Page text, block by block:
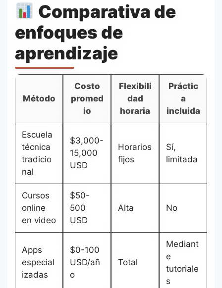
Comparativa de
enfoques de
aprendizaje
Método
Costo
promed
io
Flexibili
dad
horaria
Práctic
a
incluida
Escuela
técnica
tradicio
nal
$3,000-
15,000
USD
Horarios
fijos
Sí,
limitada
Cursos
online
en video
$50-
500
USD
Alta No
Apps
especial
izadas
$0-100
USD/añ
o
Total
Mediant
e
tutoriale
s